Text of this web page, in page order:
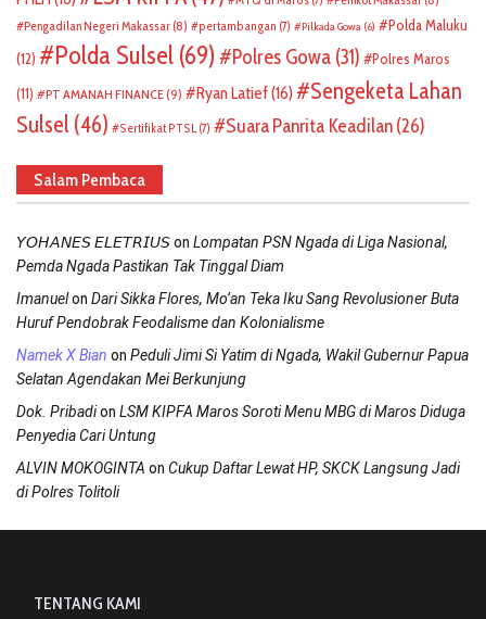
Pengadilan Negeri Makassar (8) pertambangan (7) Pilkada Gowa (6)
Polda Maluku
(12)
Polda Sulsel (69) Polres Gowa (31)
Polres Maros
(11)
PT AMANAH FINANCE(9) Ryan Latief(16)
Sengeketa Lahan
Sulsel (46) Sertifikat PTSL (7) Suara Panrita Keadilan(26)
Salam Pembaca
𝘠𝘖𝘏𝘈𝘕𝘌𝘚 𝘌𝘓𝘌𝘛𝘙𝘐𝘜𝘚on Lompatan PSN Ngada di Liga Nasional,
Pemda Ngada Pastikan Tak Tinggal Diam
Imanuelon Dari Sikka Flores, Mo’an Teka Iku Sang Revolusioner Buta
Huruf Pendobrak Feodalisme dan Kolonialisme
Namek X Bian on Peduli Jimi Si Yatim di Ngada, Wakil Gubernur Papua
Selatan Agendakan Mei Berkunjung
Dok. Pribadion LSM KIPFA Maros Soroti Menu MBG di Maros Diduga
Penyedia Cari Untung
ALVIN MOKOGINTA on Cukup Daftar Lewat HP, SKCK Langsung Jadi
di Polres Tolitoli
TENTANG KAMI